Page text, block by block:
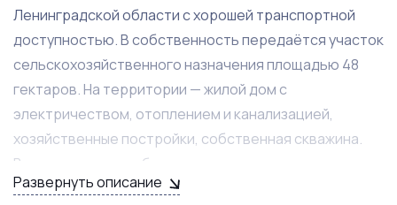
Ленинградской области с хорошей транспортной
доступностью. В собственность передаётся участок
сельскохозяйственного назначения площадью 48
гектаров. На территории — жилой дом с
электричеством, отоплением и канализацией,
хозяйственные постройки, собственная скважина.
Все капитальные объекты зарегистрированы.
Дополнительно — 50 соток с полученным
Развернуть описание